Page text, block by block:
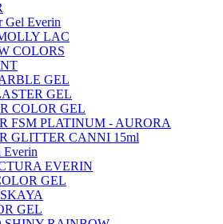
Gel Everin
LAC
COLORS
GEL
GEL
COLOR GEL
FSM PLATINUM - AURORA
GLITTER CANNI 15ml
Everin
EVERIN
GEL
GEL